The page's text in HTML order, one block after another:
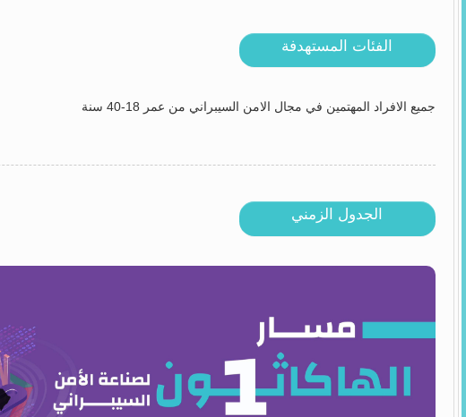
الفئات المستهدفة
جميع الافراد المهتمين في مجال الامن السيبراني من عمر 18-40 سنة
الجدول الزمني